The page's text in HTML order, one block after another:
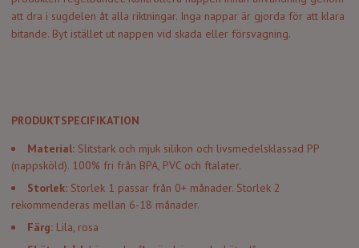
att dra i sugdelen åt alla riktningar. Inga nappar är gjorda för att klara
bitande. Byt istället ut nappen vid skada eller försvagning.
PRODUKTSPECIFIKATION
Material: Slitstark och mjuk silikon och livsmedelsklassad PP
(nappsköld). 100% fri från BPA, PVC och ftalater.
Storlek: Storlek 1 passar från 0+ månader. Storlek 2
rekommenderas mellan 6-18 månader.
Färg: Lila, rosa